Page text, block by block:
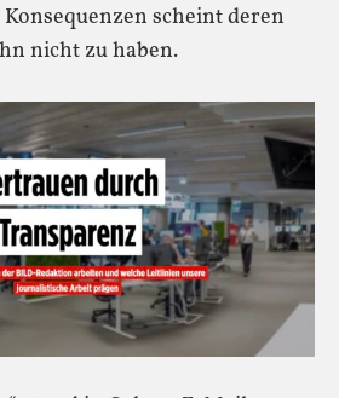
scheint deren
nicht zu haben.